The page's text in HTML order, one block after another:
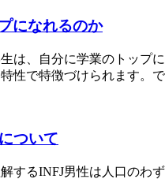
になれるのか
は、自分に学業のトップ
性で特徴づけられます。
ついて
するINFJ男性は人口のわ